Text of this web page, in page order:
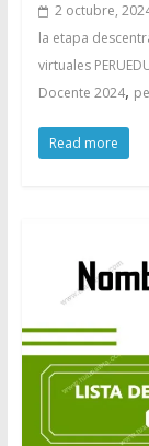
2 octubre,
la etapa
virtuales
Docente 2024,
Read more